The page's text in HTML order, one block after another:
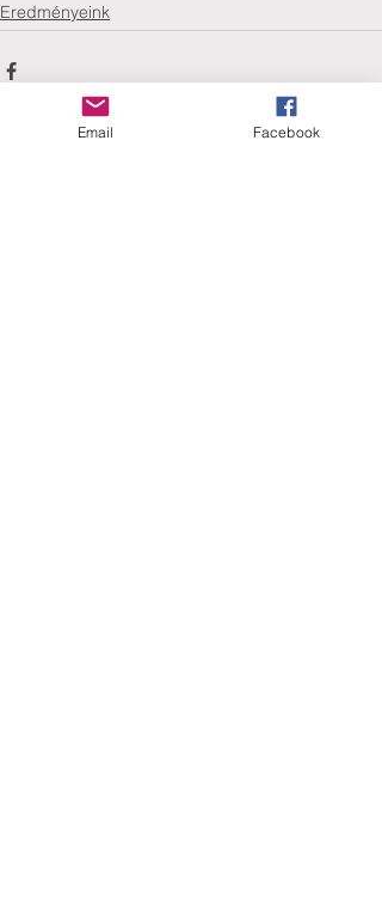
Eredményeink
Email Facebook